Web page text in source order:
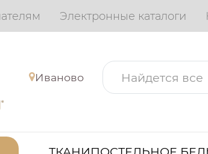
Электронные каталоги
Иваново